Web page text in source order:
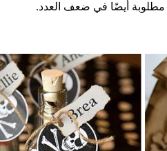
مطلوبة أيضًا في ضعف العدد.